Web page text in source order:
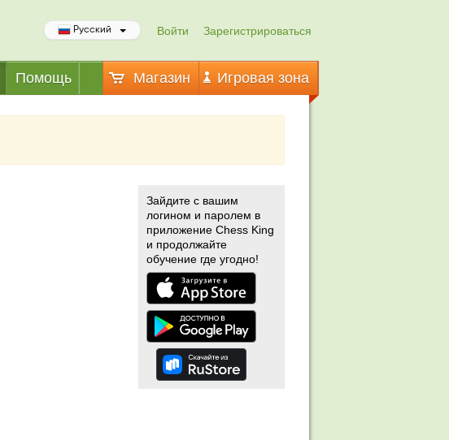
Войти Зарегистрироваться
Русский
Помощь Магазин Игровая зона
Зайдите с вашим
логином и паролем в
приложение Chess King
и продолжайте
обучение где угодно!